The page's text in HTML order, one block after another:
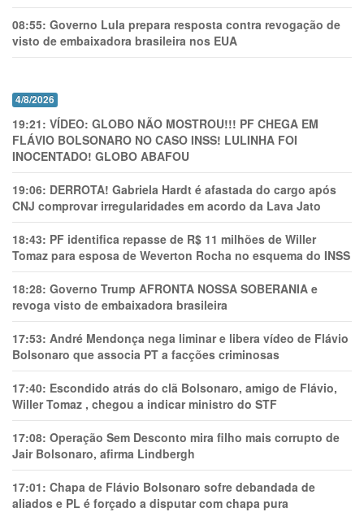
08:55: Governo Lula prepara resposta contra revogação de
visto de embaixadora brasileira nos EUA
4/8/2026
19:21: VÍDEO: GLOBO NÃO MOSTROU!!! PF CHEGA EM
FLÁVIO BOLSONARO NO CASO INSS! LULINHA FOI
INOCENTADO! GLOBO ABAFOU
19:06: DERROTA! Gabriela Hardt é afastada do cargo após
CNJ comprovar irregularidades em acordo da Lava Jato
18:43: PF identifica repasse de R$ 11 milhões de Willer
Tomaz para esposa de Weverton Rocha no esquema do INSS
18:28: Governo Trump AFRONTA NOSSA SOBERANIA e
revoga visto de embaixadora brasileira
17:53: André Mendonça nega liminar e libera vídeo de Flávio
Bolsonaro que associa PT a facções criminosas
17:40: Escondido atrás do clã Bolsonaro, amigo de Flávio,
Willer Tomaz , chegou a indicar ministro do STF
17:08: Operação Sem Desconto mira filho mais corrupto de
Jair Bolsonaro, afirma Lindbergh
17:01: Chapa de Flávio Bolsonaro sofre debandada de
aliados e PL é forçado a disputar com chapa pura